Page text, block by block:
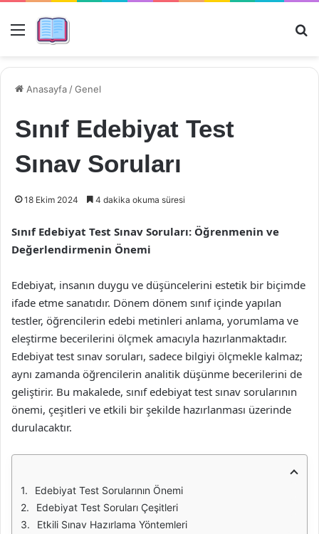
Menü
Anasayfa /Genel
Sınıf Edebiyat Test
Sınav Soruları
18 Ekim 2024 4 dakika okuma süresi
Sınıf Edebiyat Test Sınav Soruları: Öğrenmenin ve
Değerlendirmenin Önemi
Edebiyat, insanın duygu ve düşüncelerini estetik bir biçimde
ifade etme sanatıdır. Dönem dönem sınıf içinde yapılan
testler, öğrencilerin edebi metinleri anlama, yorumlama ve
eleştirme becerilerini ölçmek amacıyla hazırlanmaktadır.
Edebiyat test sınav soruları, sadece bilgiyi ölçmekle kalmaz;
aynı zamanda öğrencilerin analitik düşünme becerilerini de
geliştirir. Bu makalede, sınıf edebiyat test sınav sorularının
önemi, çeşitleri ve etkili bir şekilde hazırlanması üzerinde
durulacaktır.
Edebiyat Test Sorularının Önemi
Edebiyat Test Soruları Çeşitleri
Etkili Sınav Hazırlama Yöntemleri